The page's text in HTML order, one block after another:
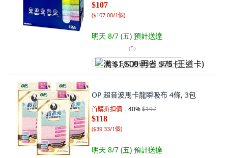
$107
($107.00/1個)
明天 8/7 (五) 預計送達
(5)
满 $1,500 再省 $75 (王道卡)
OP 超音波馬卡龍瞬吸布 4條, 3包
首購折扣價 40%$197
$118
($39.33/1個)
明天 8/7 (五) 預計送達